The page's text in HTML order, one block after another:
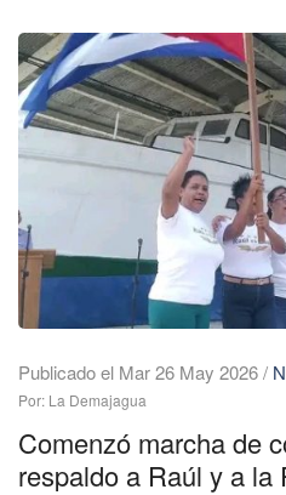
Publicado el Mar 26 May 2026/
Por: La Demajagua
Comenzó marcha de
respaldo a Raúl y a la